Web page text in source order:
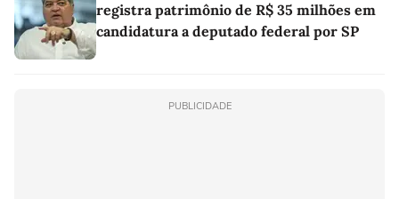
registra patrimônio de R$ 35 milhões em
candidatura a deputado federal por SP
PUBLICIDADE